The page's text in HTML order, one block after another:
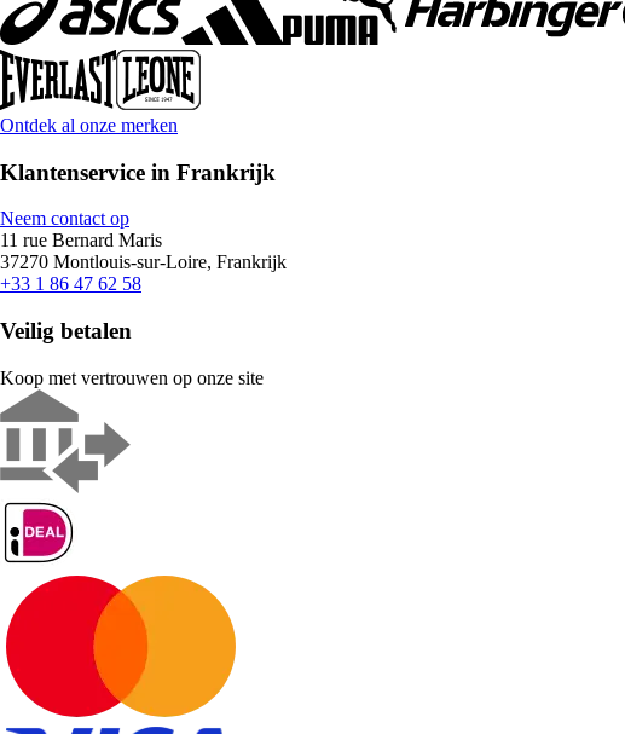
Ontdek al onze merken
Klantenservice in Frankrijk
Neem contact op
11 rue Bernard Maris
37270 Montlouis-sur-Loire, Frankrijk
+33 1 86 47 62 58
Veilig betalen
Koop met vertrouwen op onze site